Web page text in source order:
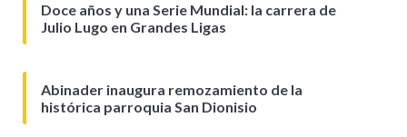
Doce años y una Serie Mundial: la carrera de
Julio Lugo en Grandes Ligas
Abinader inaugura remozamiento de la
histórica parroquia San Dionisio